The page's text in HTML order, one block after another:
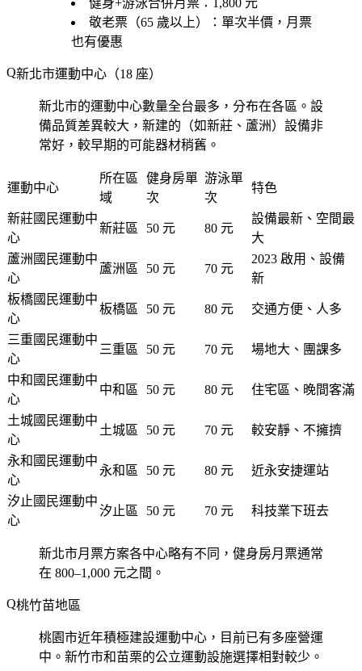
敬老票（65 歲以上）：單次半價，月票
也有優惠
新北市運動中心（18 座）
新北市的運動中心數量全台最多，分布在各區。設
備品質差異較大，新建的（如新莊、蘆洲）設備非
常好，較早期的可能器材稍舊。
運動中心
所在區
域
健身房單
次
游泳單
次
特色
新莊國民運動中
心
新莊區 50 元 80 元
設備最新、空間最
大
蘆洲國民運動中
心
蘆洲區 50 元 70 元
2023 啟用、設備
新
板橋國民運動中
心
板橋區 50 元 80 元 交通方便、人多
三重國民運動中
心
三重區 50 元 70 元 場地大、團課多
中和國民運動中
心
中和區 50 元 80 元 住宅區、晚間客滿
土城國民運動中
心
土城區 50 元 70 元 較安靜、不擁擠
永和國民運動中
心
永和區 50 元 80 元 近永安捷運站
汐止國民運動中
心
汐止區 50 元 70 元 科技業下班去
新北市月票方案各中心略有不同，健身房月票通常
在 800–1,000 元之間。
桃竹苗地區
桃園市近年積極建設運動中心，目前已有多座營運
中。新竹市和苗栗的公立運動設施選擇相對較少。